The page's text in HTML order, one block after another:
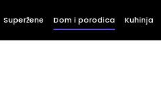
Superžene Dom i porodica Kuhinja